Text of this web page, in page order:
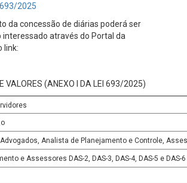
2025
da concessão de diárias poderá ser
através do Portal da
link:
VALORES (ANEXO I DA LEI 693/2025)
Analista de Planejamento e Controle,
e Assessores DAS-2, DAS-3, DAS-4, DAS-5 e DAS-6